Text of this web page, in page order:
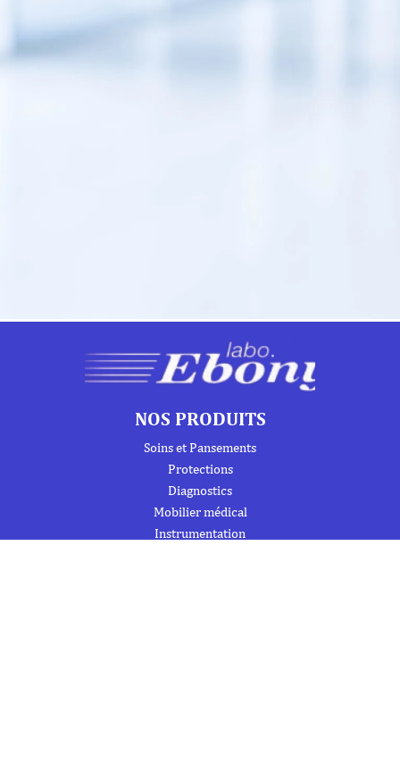
NOS PRODUITS
Soins et Pansements
Protections
Diagnostics
Mobilier médical
Instrumentation